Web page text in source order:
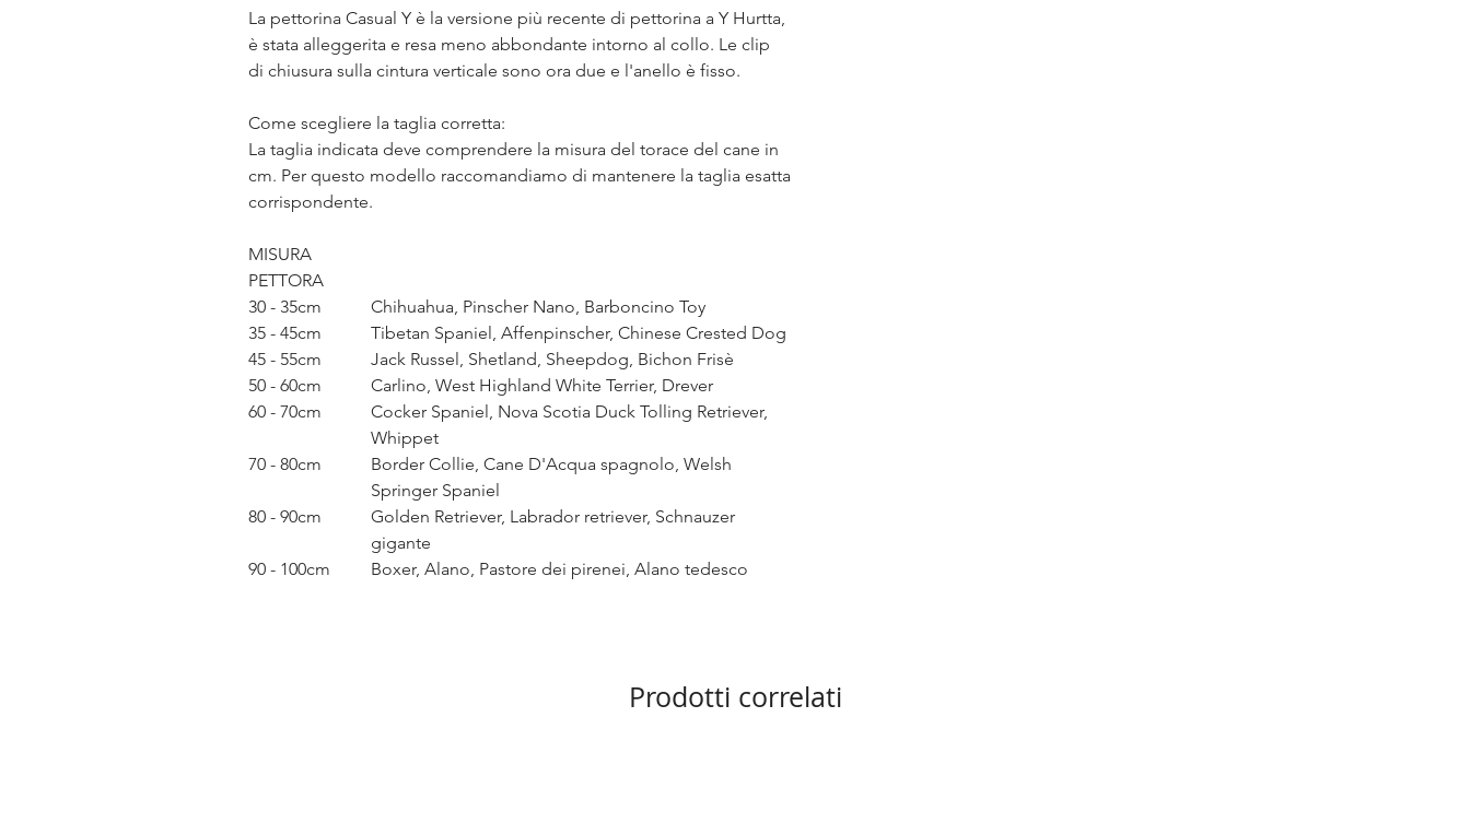
La pettorina Casual Y è la versione più recente di pettorina a Y Hurtta,
è stata alleggerita e resa meno abbondante intorno al collo. Le clip
di chiusura sulla cintura verticale sono ora due e l'anello è fisso.
Come scegliere la taglia corretta:
La taglia indicata deve comprendere la misura del torace del cane in
cm. Per questo modello raccomandiamo di mantenere la taglia esatta
corrispondente.
MISURA
PETTORA
30 - 35cm
Chihuahua, Pinscher Nano, Barboncino Toy
35 - 45cm
Tibetan Spaniel, Affenpinscher, Chinese Crested Dog
45 - 55cm
Jack Russel, Shetland, Sheepdog, Bichon Frisè
50 - 60cm
Carlino, West Highland White Terrier, Drever
60 - 70cm
Cocker Spaniel, Nova Scotia Duck Tolling Retriever,
Whippet
70 - 80cm
Border Collie, Cane D'Acqua spagnolo, Welsh
Springer Spaniel
80 - 90cm
Golden Retriever, Labrador retriever, Schnauzer
gigante
90 - 100cm
Boxer, Alano, Pastore dei pirenei, Alano tedesco
Prodotti correlati